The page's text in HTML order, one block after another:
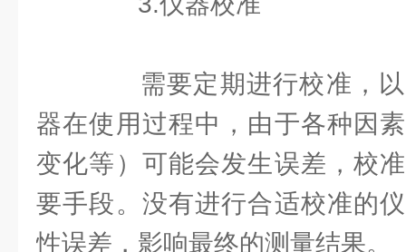
需要定期进行校准，以
器在使用过程中，由于各种因
变化等）可能会发生误差，校
要手段。没有进行合适校准的
性误差，影响最终的测量结果。